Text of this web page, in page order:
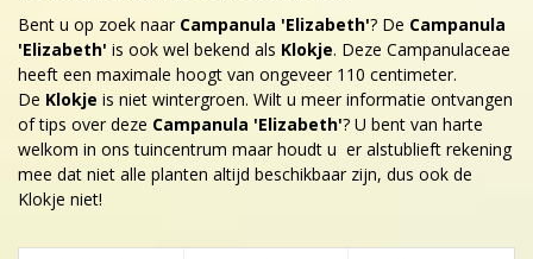
Bent u op zoek naar Campanula 'Elizabeth'? De Campanula
'Elizabeth' is ook wel bekend als Klokje. Deze Campanulaceae
heeft een maximale hoogt van ongeveer 110 centimeter.
De Klokje is niet wintergroen. Wilt u meer informatie ontvangen
of tips over deze Campanula 'Elizabeth'? U bent van harte
welkom in ons tuincentrum maar houdt u er alstublieft rekening
mee dat niet alle planten altijd beschikbaar zijn, dus ook de
Klokje niet!